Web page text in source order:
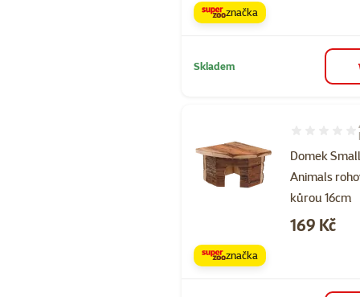
značka
Skladem
Domek
Animals
kůrou 16cm
Hodnocení
Cena
169 Kč
značka